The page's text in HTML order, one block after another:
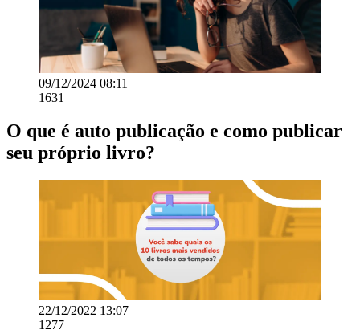
09/12/2024 08:11
1631
O que é auto publicação e como publicar
seu próprio livro?
22/12/2022 13:07
1277